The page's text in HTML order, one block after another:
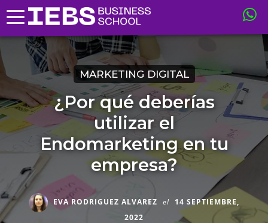
MARKETING DIGITAL
¿Por qué deberías
utilizar el
Endomarketing en tu
empresa?
EVA RODRIGUEZ ALVAREZ el
14 SEPTIEMBRE,
2022